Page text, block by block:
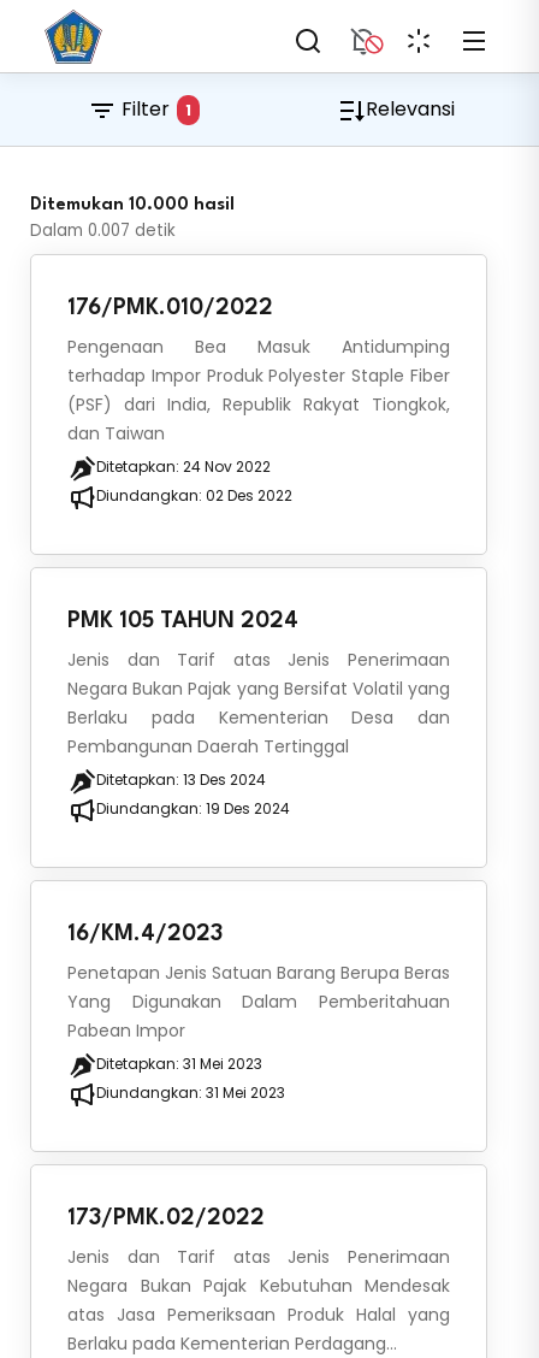
Filter 1 Relevansi
Ditemukan 10.000 hasil
Dalam 0.007 detik
176/PMK.010/2022
Pengenaan Bea Masuk Antidumping
terhadap Impor Produk Polyester Staple Fiber
(PSF) dari India, Republik Rakyat Tiongkok,
dan Taiwan
Ditetapkan: 24 Nov 2022
Diundangkan: 02 Des 2022
PMK 105 TAHUN 2024
Jenis dan Tarif atas Jenis Penerimaan
Negara Bukan Pajak yang Bersifat Volatil yang
Berlaku pada Kementerian Desa dan
Pembangunan Daerah Tertinggal
Ditetapkan: 13 Des 2024
Diundangkan: 19 Des 2024
16/KM.4/2023
Penetapan Jenis Satuan Barang Berupa Beras
Yang Digunakan Dalam Pemberitahuan
Pabean Impor
Ditetapkan: 31 Mei 2023
Diundangkan: 31 Mei 2023
173/PMK.02/2022
Jenis dan Tarif atas Jenis Penerimaan
Negara Bukan Pajak Kebutuhan Mendesak
atas Jasa Pemeriksaan Produk Halal yang
Berlaku pada Kementerian Perdagang...